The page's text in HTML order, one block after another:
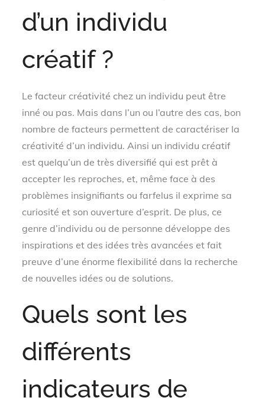
d’un individu
créatif ?
Le facteur créativité chez un individu peut être
inné ou pas. Mais dans l’un ou l’autre des cas, bon
nombre de facteurs permettent de caractériser la
créativité d’un individu. Ainsi un individu créatif
est quelqu’un de très diversifié qui est prêt à
accepter les reproches, et, même face à des
problèmes insignifiants ou farfelus il exprime sa
curiosité et son ouverture d’esprit. De plus, ce
genre d’individu ou de personne développe des
inspirations et des idées très avancées et fait
preuve d’une énorme flexibilité dans la recherche
de nouvelles idées ou de solutions.
Quels sont les
différents
indicateurs de